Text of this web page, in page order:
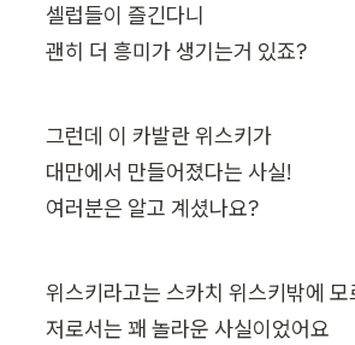
셀럽들이 즐긴다니
괜히 더 흥미가 생기는거 있죠?
그런데 이 카발란 위스키가
대만에서 만들어졌다는 사실!
여러분은 알고 계셨나요?
위스키라고는 스카치 위스키밖에 모
저로서는 꽤 놀라운 사실이었어요